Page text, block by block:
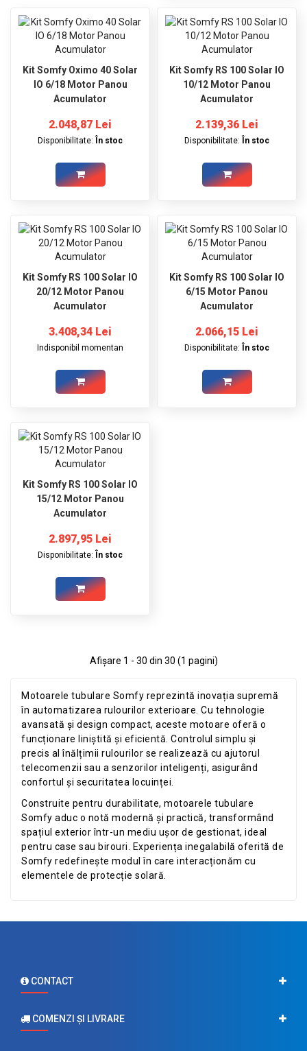
Kit Somfy Oximo 40 Solar
IO 6/18 Motor Panou
Acumulator
2.048,87 Lei
Disponibilitate: În stoc
Kit Somfy RS 100 Solar IO
10/12 Motor Panou
Acumulator
2.139,36 Lei
Disponibilitate: În stoc
Kit Somfy RS 100 Solar IO
20/12 Motor Panou
Acumulator
3.408,34 Lei
Indisponibil momentan
Kit Somfy RS 100 Solar IO
6/15 Motor Panou
Acumulator
2.066,15 Lei
Disponibilitate: În stoc
Kit Somfy RS 100 Solar IO
15/12 Motor Panou
Acumulator
2.897,95 Lei
Disponibilitate: În stoc
Afişare 1 - 30 din 30 (1 pagini)
Motoarele tubulare Somfy reprezintă inovația supremă
în automatizarea rulourilor exterioare. Cu tehnologie
avansată și design compact, aceste motoare oferă o
funcționare liniștită și eficientă. Controlul simplu și
precis al înălțimii rulourilor se realizează cu ajutorul
telecomenzii sau a senzorilor inteligenți, asigurând
confortul și securitatea locuinței.
Construite pentru durabilitate, motoarele tubulare
Somfy aduc o notă modernă și practică, transformând
spațiul exterior într-un mediu ușor de gestionat, ideal
pentru case sau birouri. Experiența inegalabilă oferită de
Somfy redefinește modul în care interacționăm cu
elementele de protecție solară.
CONTACT
COMENZI ŞI LIVRARE